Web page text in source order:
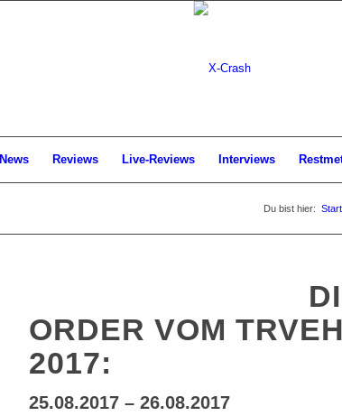
News Reviews Live-Reviews Interviews
Du bist hier:
ORDER VOM
2017:
25.08.2017 – 26.08.2017